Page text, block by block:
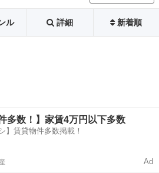
ル 詳細 新着順
多数！】家賃4万円以下多数
】賃貸物件多数掲載！
Ad